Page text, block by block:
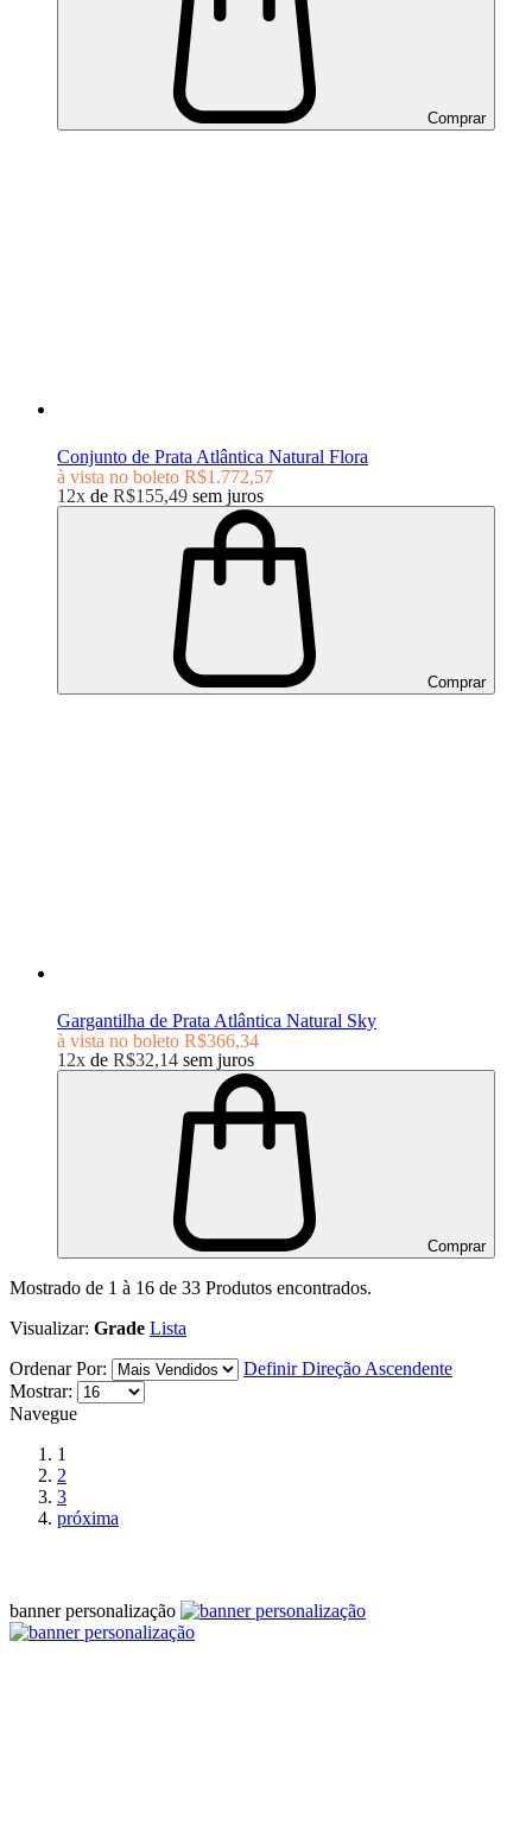
Comprar
Conjunto de Prata Atlântica Natural Flora
à vista no boleto R$1.772,57
12x de R$155,49 sem juros
Comprar
Gargantilha de Prata Atlântica Natural Sky
à vista no boleto R$366,34
12x de R$32,14 sem juros
Comprar
Mostrado de 1 à 16 de 33 Produtos encontrados.
Visualizar: Grade Lista
Ordenar Por:
Definir Direção Ascendente
Mostrar:
Navegue
1
2
3
próxima
banner personalização